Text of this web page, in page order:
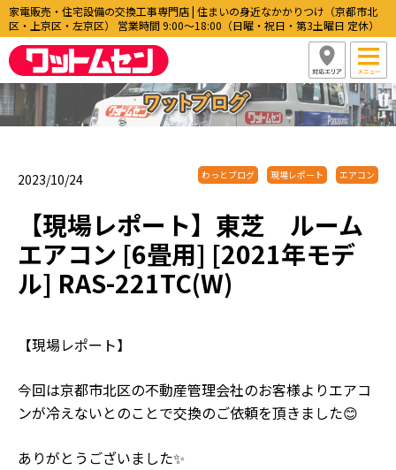
家電販売・住宅設備の交換工事専門店 | 住まいの身近なかかりつけ（京都市北
区・上京区・左京区） 営業時間 9:00〜18:00（日曜・祝日・第3土曜日 定休）
2023/10/24 わっとブログ 現場レポート エアコン
【現場レポート】東芝 ルーム
エアコン [6畳用] [2021年モデ
ル] RAS-221TC(W)
【現場レポート】
今回は京都市北区の不動産管理会社のお客様よりエアコ
ンが冷えないとのことで交換のご依頼を頂きました😊
ありがとうございました✨